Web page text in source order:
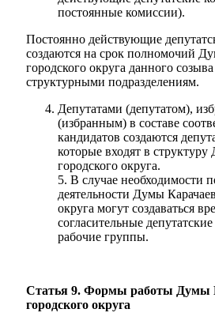
постоянные комиссии).
Постоянно действующие
создаются на срок полномочий
городского округа данного
структурными подразделениям.
Депутатами (депутатом),
(избранным) в составе
кандидатов создаются
которые входят в
городского округа.
5. В случае необходимости
деятельности Думы
округа могут создаваться
согласительные
рабочие группы.
Статья 9. Формы работы Думы
городского округа